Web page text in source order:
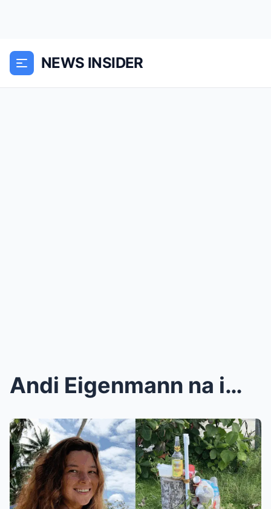
NEWS INSIDER
Andi Eigenmann na imbyerna uminit ang ulo kaya may...